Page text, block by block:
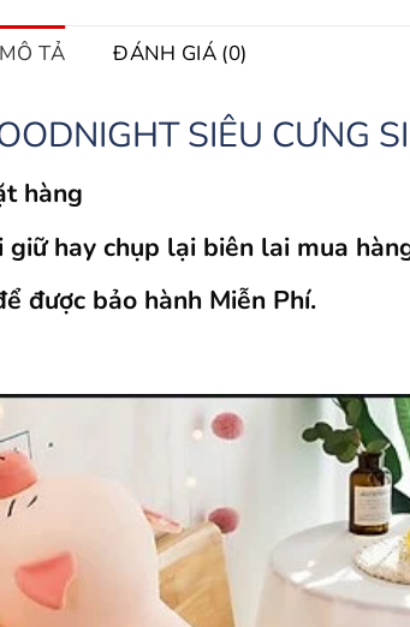
MÔ TẢ ĐÁNH GIÁ (0)
SIÊU CƯNG
hàng
hay chụp lại biên lai mua
được bảo hành Miễn Phí.